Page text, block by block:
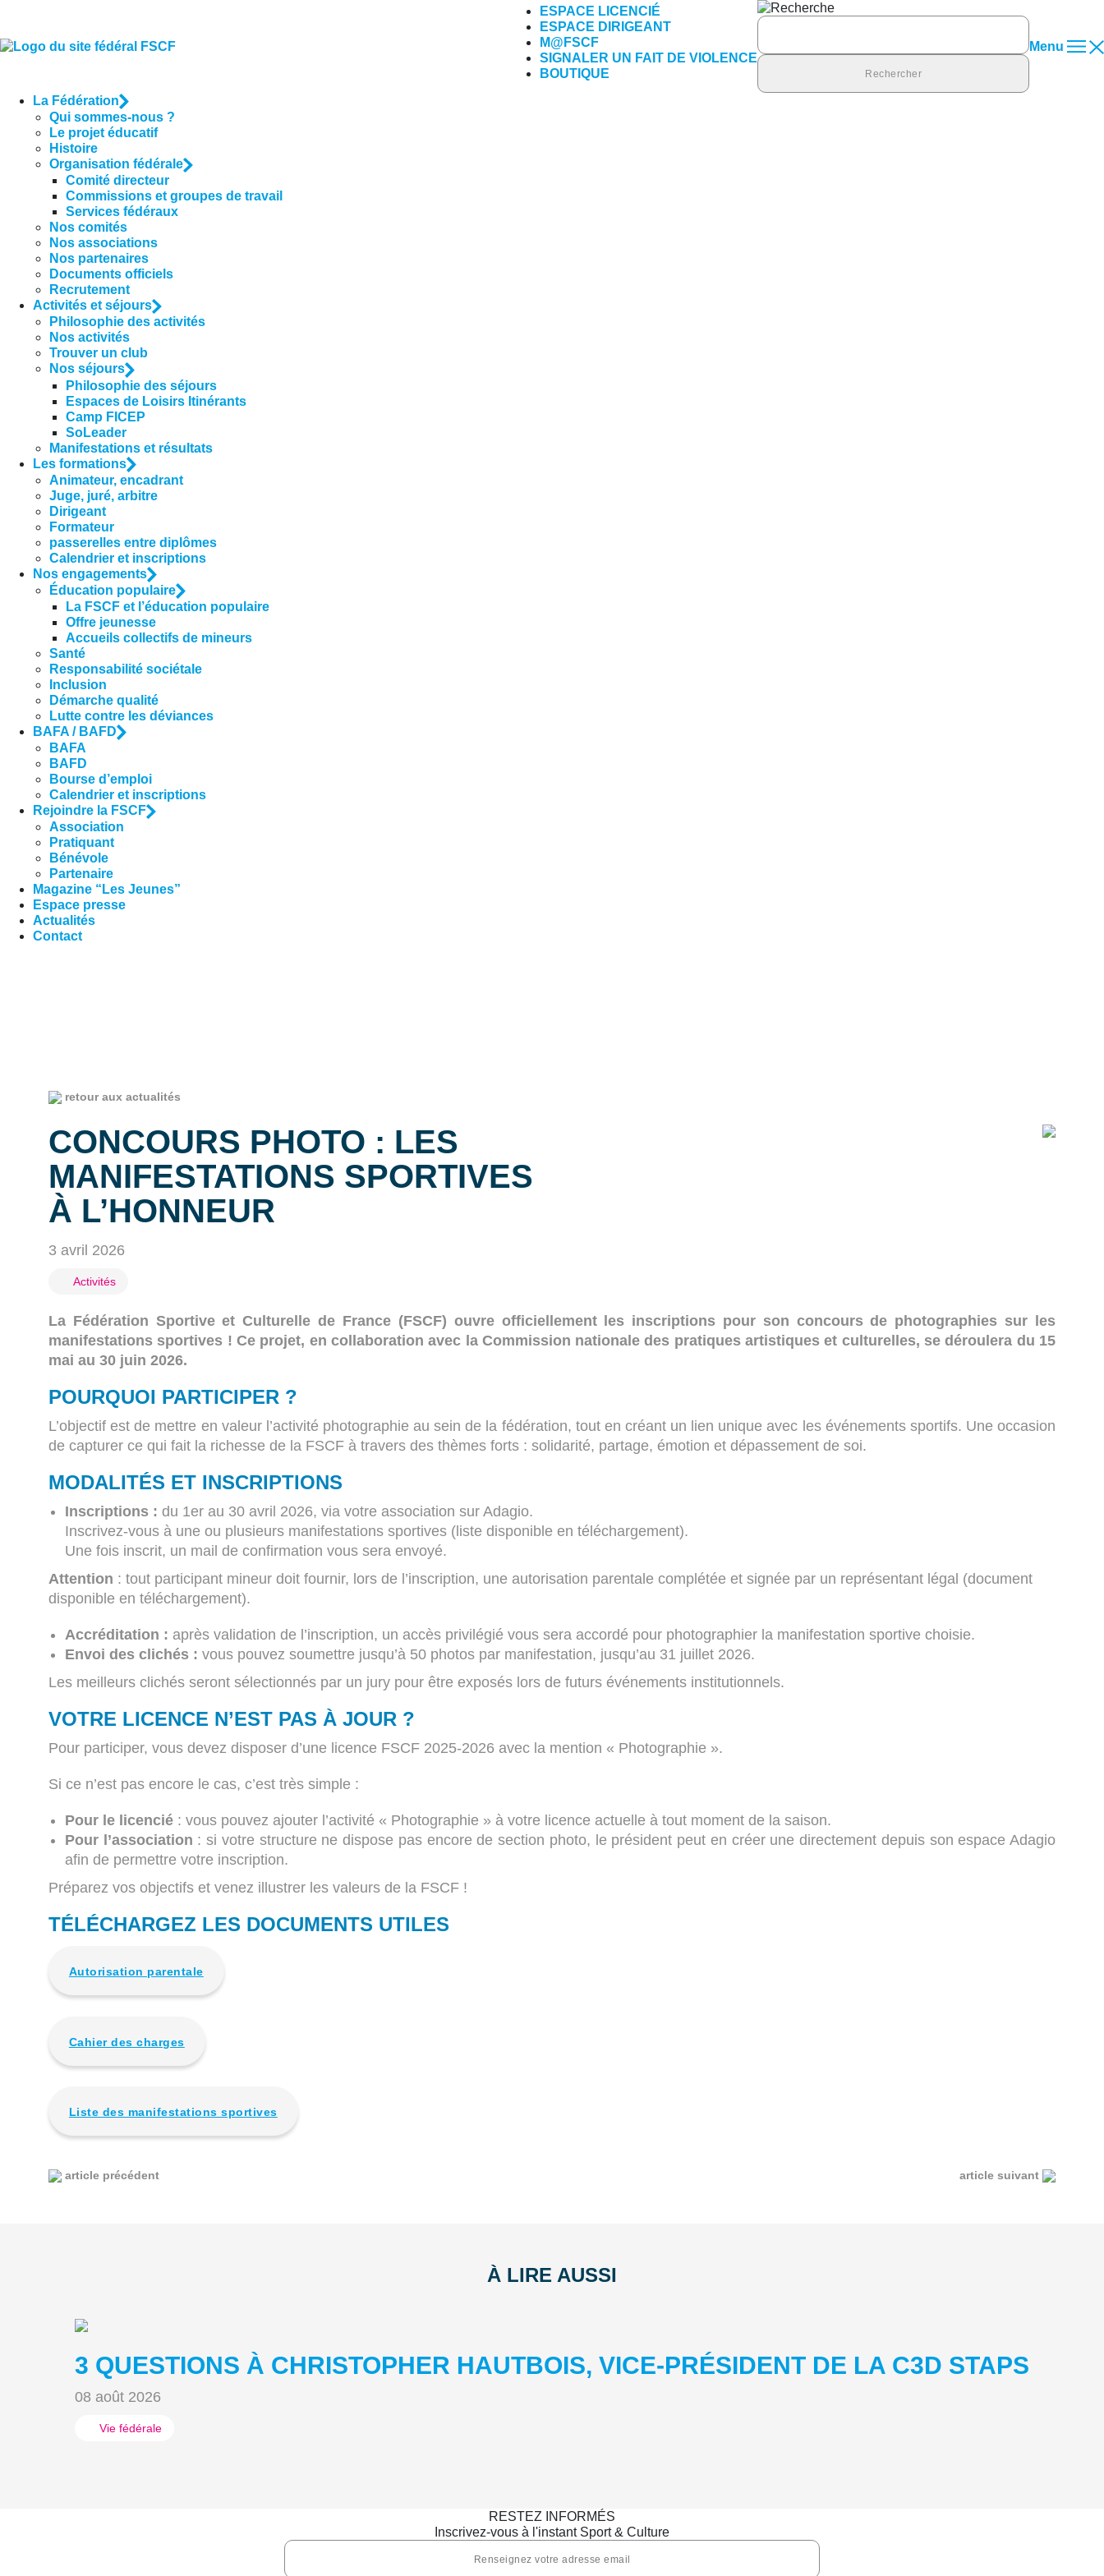
ESPACE LICENCIÉ
ESPACE DIRIGEANT
M@FSCF
SIGNALER UN FAIT DE VIOLENCE
BOUTIQUE
Rechercher :
Menu
La Fédération
Qui sommes-nous ?
Le projet éducatif
Histoire
Organisation fédérale
Comité directeur
Commissions et groupes de travail
Services fédéraux
Nos comités
Nos associations
Nos partenaires
Documents officiels
Recrutement
Activités et séjours
Philosophie des activités
Nos activités
Trouver un club
Nos séjours
Philosophie des séjours
Espaces de Loisirs Itinérants
Camp FICEP
SoLeader
Manifestations et résultats
Les formations
Animateur, encadrant
Juge, juré, arbitre
Dirigeant
Formateur
passerelles entre diplômes
Calendrier et inscriptions
Nos engagements
Éducation populaire
La FSCF et l’éducation populaire
Offre jeunesse
Accueils collectifs de mineurs
Santé
Responsabilité sociétale
Inclusion
Démarche qualité
Lutte contre les déviances
BAFA / BAFD
BAFA
BAFD
Bourse d’emploi
Calendrier et inscriptions
Rejoindre la FSCF
Association
Pratiquant
Bénévole
Partenaire
Magazine “Les Jeunes”
Espace presse
Actualités
Contact
retour aux actualités
CONCOURS PHOTO : LES
MANIFESTATIONS SPORTIVES
À L’HONNEUR
3 avril 2026
Activités
La Fédération Sportive et Culturelle de France (FSCF) ouvre officiellement les inscriptions pour son concours de photographies sur les
manifestations sportives ! Ce projet, en collaboration avec la Commission nationale des pratiques artistiques et culturelles, se déroulera du 15
mai au 30 juin 2026.
POURQUOI PARTICIPER ?
L’objectif est de mettre en valeur l’activité photographie au sein de la fédération, tout en créant un lien unique avec les événements sportifs. Une occasion
de capturer ce qui fait la richesse de la FSCF à travers des thèmes forts : solidarité, partage, émotion et dépassement de soi.
MODALITÉS ET INSCRIPTIONS
Inscriptions : du 1er au 30 avril 2026, via votre association sur Adagio.
Inscrivez-vous à une ou plusieurs manifestations sportives (liste disponible en téléchargement).
Une fois inscrit, un mail de confirmation vous sera envoyé.
Attention : tout participant mineur doit fournir, lors de l’inscription, une autorisation parentale complétée et signée par un représentant légal (document
disponible en téléchargement).
Accréditation : après validation de l’inscription, un accès privilégié vous sera accordé pour photographier la manifestation sportive choisie.
Envoi des clichés : vous pouvez soumettre jusqu’à 50 photos par manifestation, jusqu’au 31 juillet 2026.
Les meilleurs clichés seront sélectionnés par un jury pour être exposés lors de futurs événements institutionnels.
VOTRE LICENCE N’EST PAS À JOUR ?
Pour participer, vous devez disposer d’une licence FSCF 2025-2026 avec la mention « Photographie ».
Si ce n’est pas encore le cas, c’est très simple :
Pour le licencié : vous pouvez ajouter l’activité « Photographie » à votre licence actuelle à tout moment de la saison.
Pour l’association : si votre structure ne dispose pas encore de section photo, le président peut en créer une directement depuis son espace Adagio
afin de permettre votre inscription.
Préparez vos objectifs et venez illustrer les valeurs de la FSCF !
TÉLÉCHARGEZ LES DOCUMENTS UTILES
Autorisation parentale
Cahier des charges
Liste des manifestations sportives
article précédent article suivant
À LIRE AUSSI
3 QUESTIONS À CHRISTOPHER HAUTBOIS, VICE-PRÉSIDENT DE LA C3D STAPS
08 août 2026
Vie fédérale
RESTEZ INFORMÉS
Inscrivez-vous à l'instant Sport & Culture